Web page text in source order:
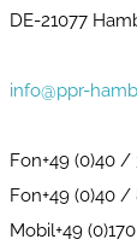
DE-21077
info@ppr-
Fon+49 (0)40
Fon+49 (0)40
Mobil+49